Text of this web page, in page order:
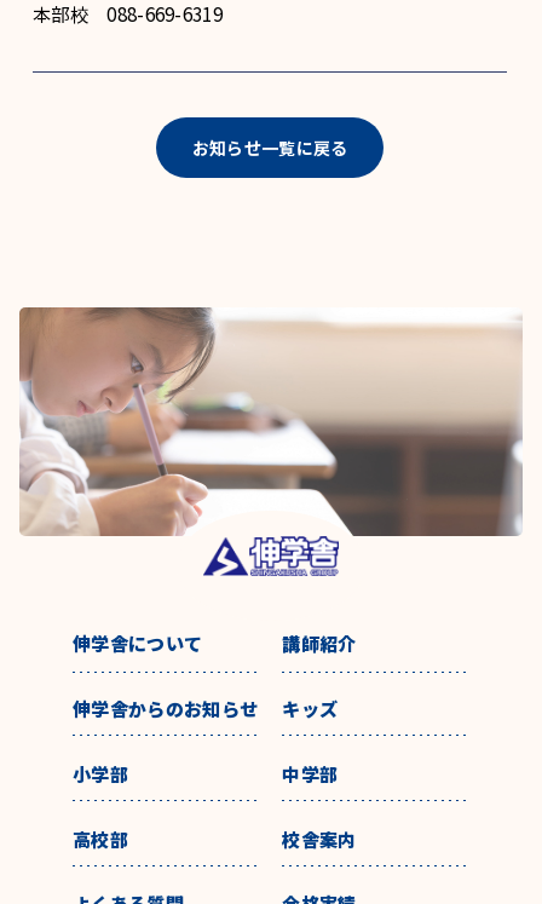
本部校 088-669-6319
お知らせ一覧に戻る
伸学舎について 講師紹介
伸学舎からのお知らせ キッズ
小学部 中学部
高校部 校舎案内